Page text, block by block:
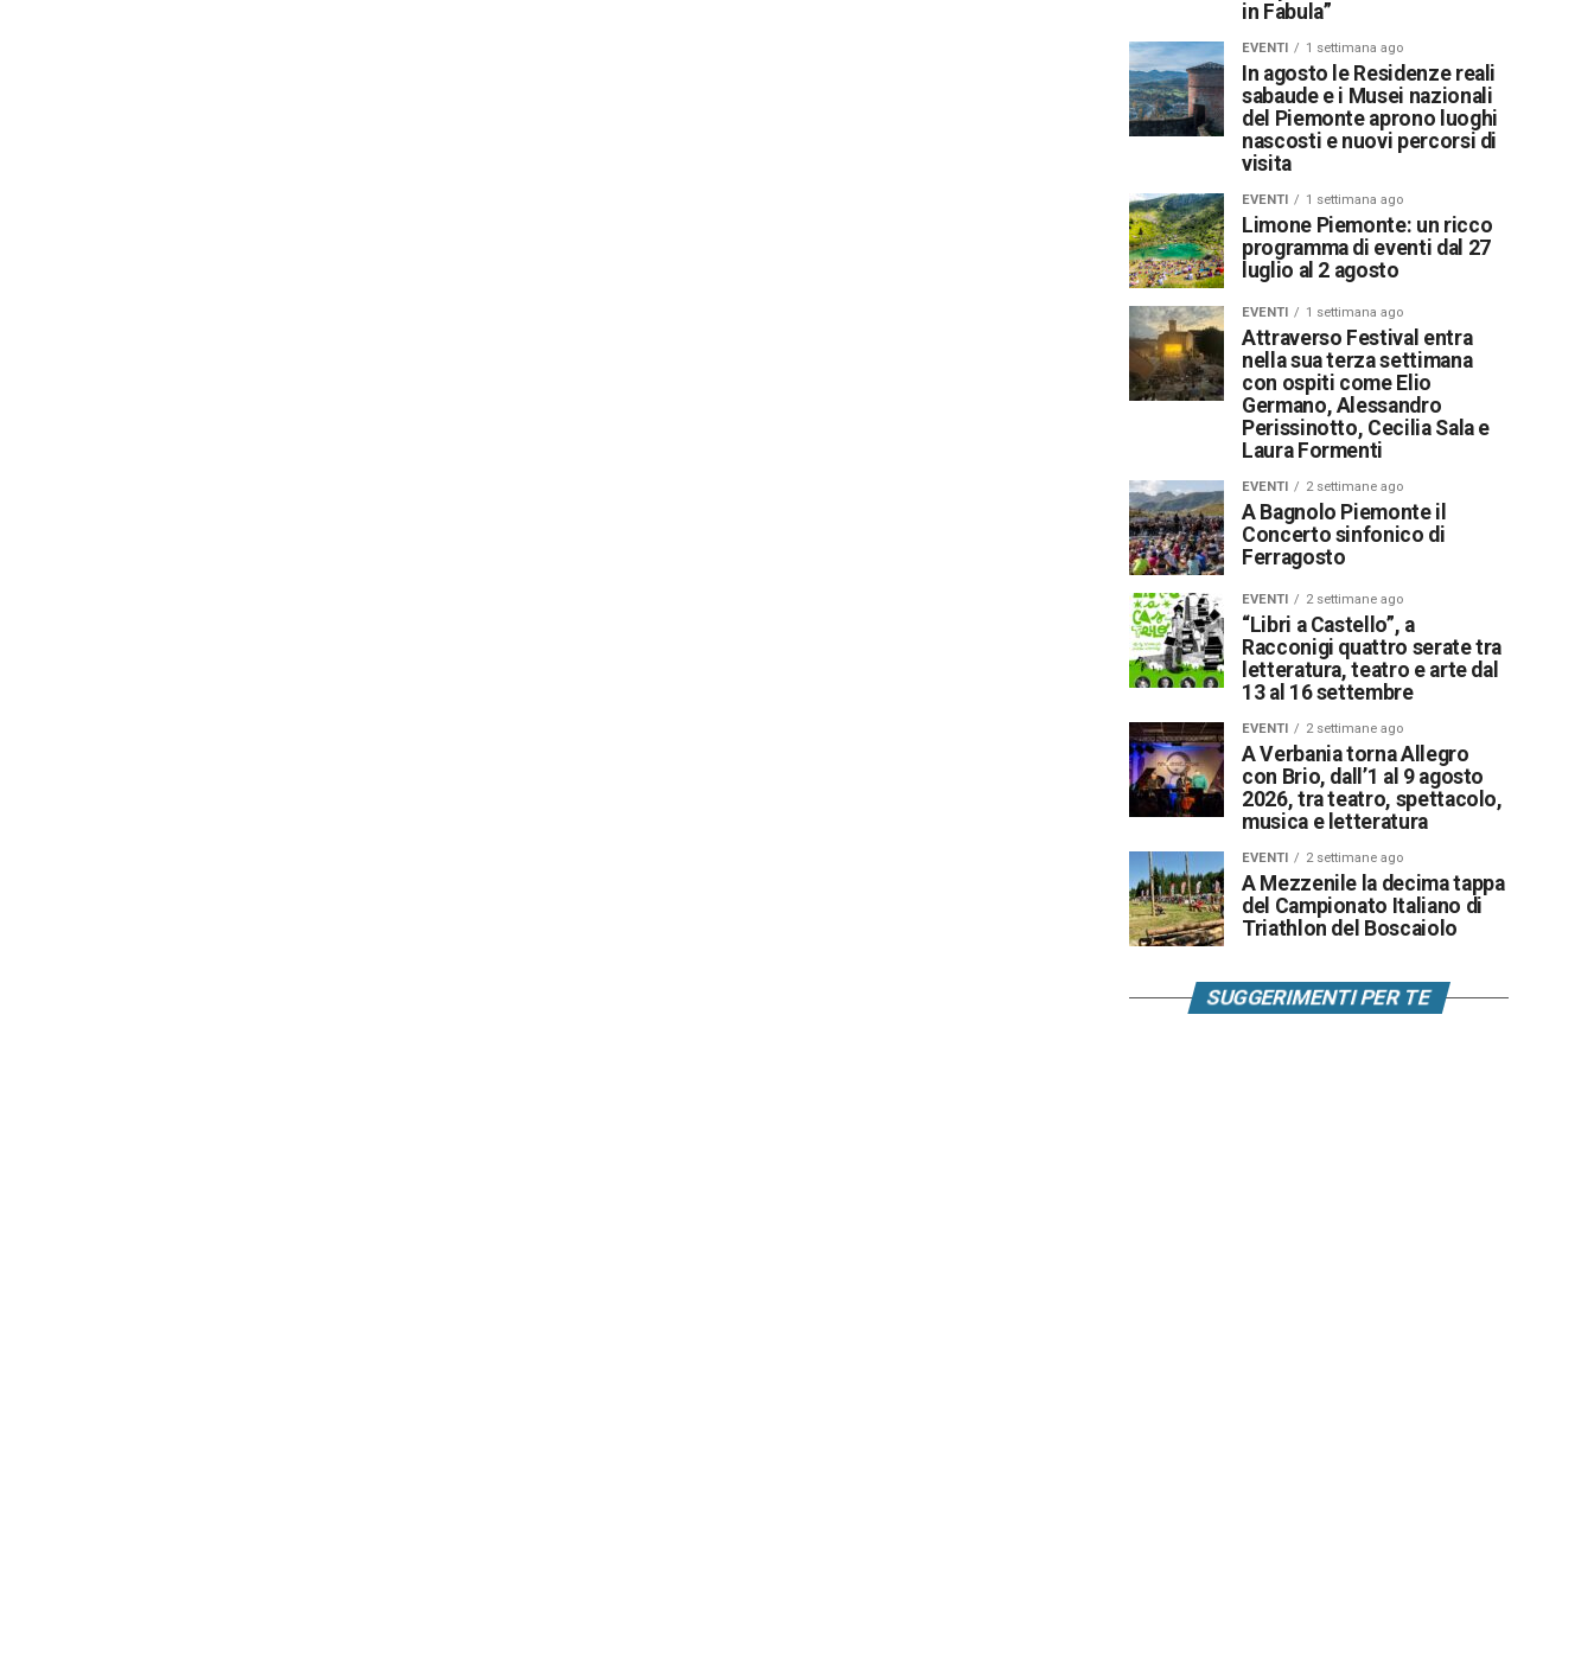
in Fabula”
EVENTI 1 settimana ago
In agosto le Residenze reali
sabaude e i Musei nazionali
del Piemonte aprono luoghi
nascosti e nuovi percorsi di
visita
EVENTI 1 settimana ago
Limone Piemonte: un ricco
programma di eventi dal 27
luglio al 2 agosto
EVENTI 1 settimana ago
Attraverso Festival entra
nella sua terza settimana
con ospiti come Elio
Germano, Alessandro
Perissinotto, Cecilia Sala e
Laura Formenti
EVENTI 2 settimane ago
A Bagnolo Piemonte il
Concerto sinfonico di
Ferragosto
EVENTI 2 settimane ago
“Libri a Castello”, a
Racconigi quattro serate tra
letteratura, teatro e arte dal
13 al 16 settembre
EVENTI 2 settimane ago
A Verbania torna Allegro
con Brio, dall’1 al 9 agosto
2026, tra teatro, spettacolo,
musica e letteratura
EVENTI 2 settimane ago
A Mezzenile la decima tappa
del Campionato Italiano di
Triathlon del Boscaiolo
SUGGERIMENTI PER TE